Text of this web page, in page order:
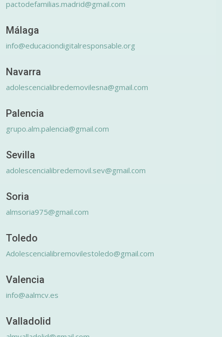
pactodefamilias.madrid@gmail.com
Málaga
info@educaciondigitalresponsable.org
Navarra
adolescencialibredemovilesna@gmail.com
Palencia
grupo.alm.palencia@gmail.com
Sevilla
adolescencialibredemovil.sev@gmail.com
Soria
almsoria975@gmail.com
Toledo
Adolescencialibremovilestoledo@gmail.com
Valencia
info@aalmcv.es
Valladolid